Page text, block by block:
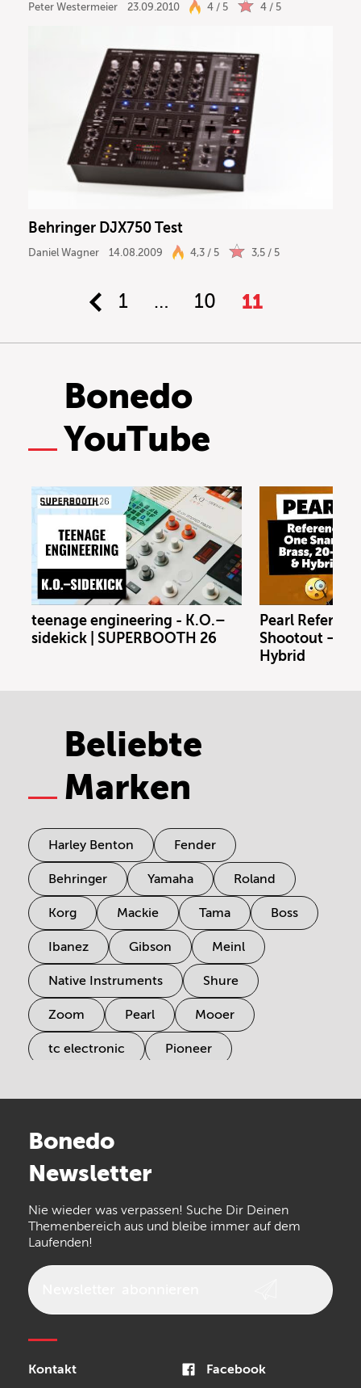
Peter Westermeier 23.09.2010 4 / 5 4 / 5
Behringer DJX750 Test
Daniel Wagner 14.08.2009 4,3 / 5 3,5 / 5
1 … 10 11
Bonedo
YouTube
teenage engineering - K.O.–
sidekick | SUPERBOOTH 26
Pearl
Shootout –
Hybrid
Beliebte
Marken
Harley Benton Fender
Behringer Yamaha Roland
Korg Mackie Tama Boss
Ibanez Gibson Meinl
Native Instruments Shure
Zoom Pearl Mooer
tc electronic Pioneer
Arturia
the t.bone
Walrus Audio Epiphone
Bonedo
Newsletter
Nie wieder was verpassen! Suche Dir Deinen
Themenbereich aus und bleibe immer auf dem
Laufenden!
Kontakt Facebook